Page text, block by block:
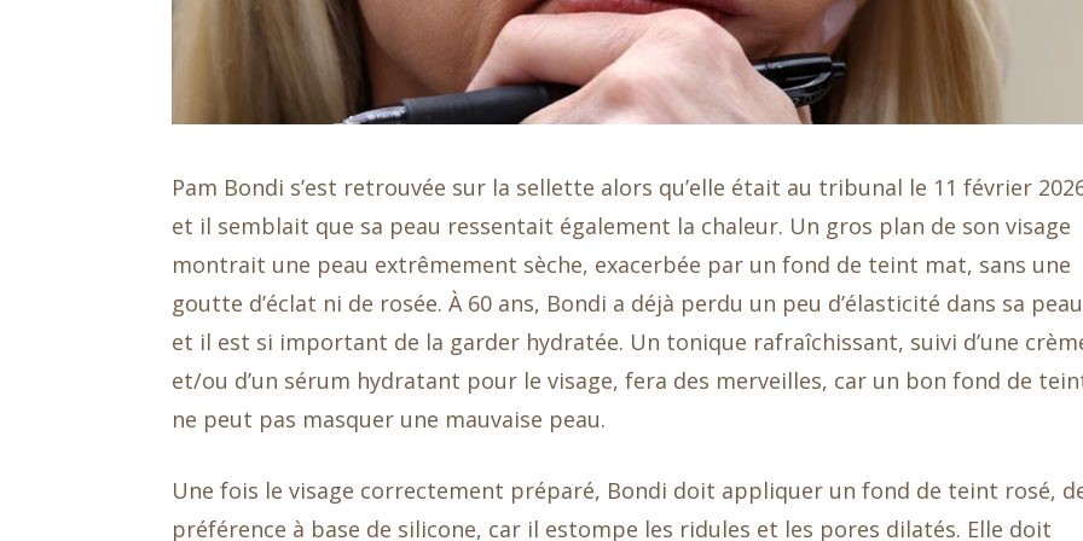
Pam Bondi s’est retrouvée sur la sellette alors qu’elle était au tribunal le 11 février
et il semblait que sa peau ressentait également la chaleur. Un gros plan de son visage
montrait une peau extrêmement sèche, exacerbée par un fond de teint mat, sans une
goutte d’éclat ni de rosée. À 60 ans, Bondi a déjà perdu un peu d’élasticité dans sa
et il est si important de la garder hydratée. Un tonique rafraîchissant, suivi d’une
et/ou d’un sérum hydratant pour le visage, fera des merveilles, car un bon fond de
ne peut pas masquer une mauvaise peau.
Une fois le visage correctement préparé, Bondi doit appliquer un fond de teint rosé,
préférence à base de silicone, car il estompe les ridules et les pores dilatés. Elle doit